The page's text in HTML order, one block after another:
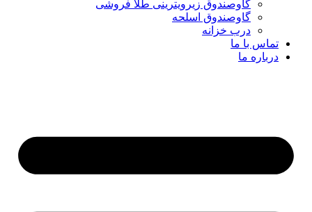
گاوصندوق زیرویترینی طلا فروشی
گاوصندوق اسلحه
درب خزانه
تماس با ما
درباره ما